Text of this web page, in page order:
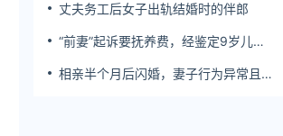
丈夫务工后女子出轨结婚时的伴郎
“前妻”起诉要抚养费，经鉴定9岁儿子
相亲半个月后闪婚，妻子行为异常且持